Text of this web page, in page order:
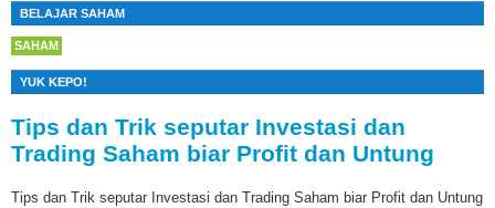
BELAJAR SAHAM
SAHAM
YUK KEPO!
Tips dan Trik seputar Investasi dan
Trading Saham biar Profit dan Untung
Tips dan Trik seputar Investasi dan Trading Saham biar Profit dan Untung